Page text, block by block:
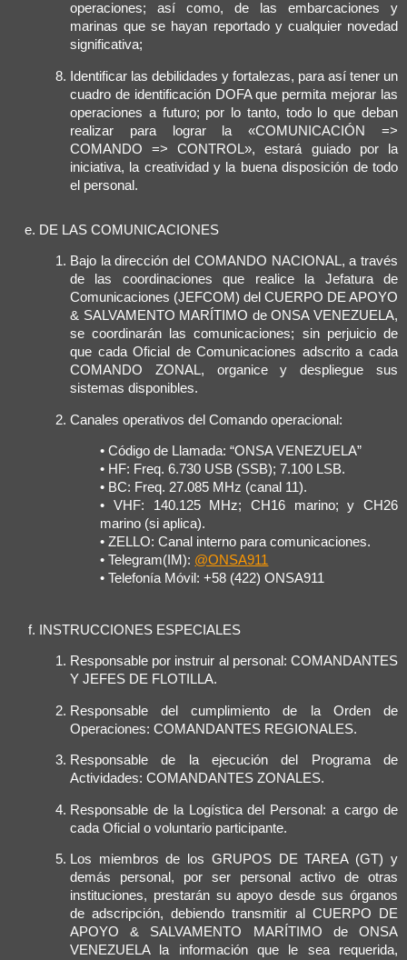
operaciones; así como, de las embarcaciones y
marinas que se hayan reportado y cualquier novedad
significativa;
Identificar las debilidades y fortalezas, para así tener un
cuadro de identificación DOFA que permita mejorar las
operaciones a futuro; por lo tanto, todo lo que deban
realizar para lograr la «COMUNICACIÓN =>
COMANDO => CONTROL», estará guiado por la
iniciativa, la creatividad y la buena disposición de todo
el personal.
DE LAS COMUNICACIONES
Bajo la dirección del COMANDO NACIONAL, a través
de las coordinaciones que realice la Jefatura de
Comunicaciones (JEFCOM) del CUERPO DE APOYO
& SALVAMENTO MARÍTIMO de ONSA VENEZUELA,
se coordinarán las comunicaciones; sin perjuicio de
que cada Oficial de Comunicaciones adscrito a cada
COMANDO ZONAL, organice y despliegue sus
sistemas disponibles.
Canales operativos del Comando operacional:
• Código de Llamada: “ONSA VENEZUELA”
• HF: Freq. 6.730 USB (SSB); 7.100 LSB.
• BC: Freq. 27.085 MHz (canal 11).
• VHF: 140.125 MHz; CH16 marino; y CH26
marino (si aplica).
• ZELLO: Canal interno para comunicaciones.
• Telegram(IM): @ONSA911
• Telefonía Móvil: +58 (422) ONSA911
INSTRUCCIONES ESPECIALES
Responsable por instruir al personal: COMANDANTES
Y JEFES DE FLOTILLA.
Responsable del cumplimiento de la Orden de
Operaciones: COMANDANTES REGIONALES.
Responsable de la ejecución del Programa de
Actividades: COMANDANTES ZONALES.
Responsable de la Logística del Personal: a cargo de
cada Oficial o voluntario participante.
Los miembros de los GRUPOS DE TAREA (GT) y
demás personal, por ser personal activo de otras
instituciones, prestarán su apoyo desde sus órganos
de adscripción, debiendo transmitir al CUERPO DE
APOYO & SALVAMENTO MARÍTIMO de ONSA
VENEZUELA la información que le sea requerida,